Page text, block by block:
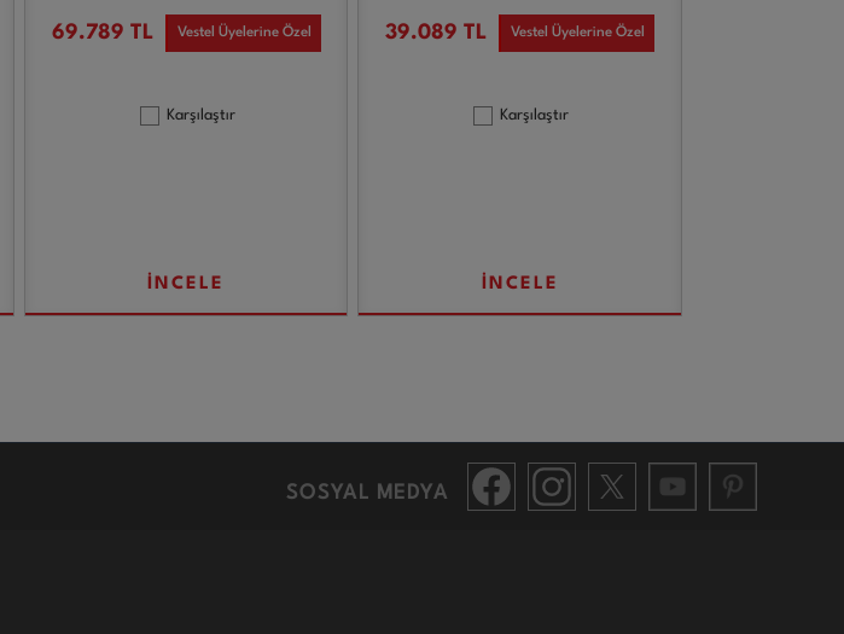
69.789 TL Vestel Üyelerine Özel
Karşılaştır
İNCELE
39.089TL Vestel Üyelerine Özel
Karşılaştır
İNCELE
SOSYAL MEDYA